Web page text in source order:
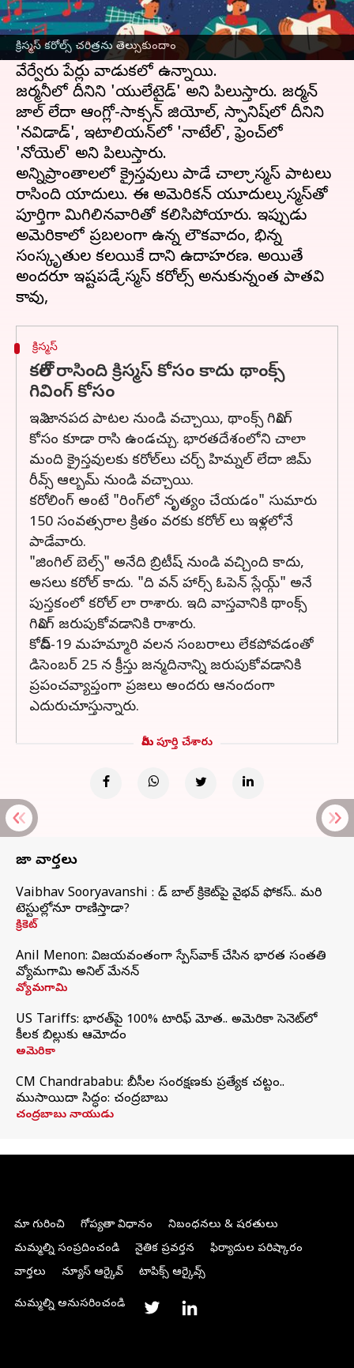
క్రిస్మస్ కరోల్స్ చరిత్రను తెల్సుకుందాం
'క్రిస్మస్' అనేది ఆంగ్ల పదం దీనికి 'క్రీస్తు పుట్టినరోజున
ఏర్పడిన సమూహం' అని అర్ధం వస్తుంది. అయితే
ప్రపంచవ్యాప్తంగా వివిధ దేశాలలో ఈ వేడుకకు
వేర్వేరు పేర్లు వాడుకలో ఉన్నాయి.
జర్మనీలో దీనిని 'యులేటైడ్' అని పిలుస్తారు. జర్మన్
జాల్ లేదా ఆంగ్లో-సాక్సన్ జియోల్, స్పానిష్‌లో దీనిని
'నవిడాడ్', ఇటాలియన్‌లో 'నాటేల్', ఫ్రెంచ్‌లో
'నోయెల్' అని పిలుస్తారు.
అన్నిప్రాంతాలలో క్రైస్తవులు పాడే చాలా క్రిస్మస్ పాటలు
రాసింది యాదులు. ఈ అమెరికన్ యూదులు క్రిస్మస్‌తో
పూర్తిగా మిగిలినవారితో కలిసిపోయారు. ఇప్పుడు
అమెరికాలో ప్రబలంగా ఉన్న లౌకికవాదం, భిన్న
సంస్కృతుల కలయికే దానికి ఉదాహరణ. అయితే
అందరూ ఇష్టపడే క్రిస్మస్ కరోల్స్ అనుకున్నంత పాతవి
క్రిస్మస్
కరోల్ రాసింది క్రిస్మస్ కోసం కాదు థాంక్స్
గివింగ్ కోసం
ఇవి జానపద పాటల నుండి వచ్చాయి, థాంక్స్ గివింగ్
కోసం కూడా రాసి ఉండచ్చు. భారతదేశంలోని చాలా
మంది క్రైస్తవులకు కరోల్‌లు చర్చ్ హిమ్నల్ లేదా జిమ్
రీవ్స్ ఆల్బమ్ నుండి వచ్చాయి.
కరోలింగ్ అంటే "రింగ్‌లో నృత్యం చేయడం" సుమారు
150 సంవత్సరాల క్రితం వరకు కరోల్ లు ఇళ్లలోనే
పాడేవారు.
"జింగిల్ బెల్స్" అనేది బ్రిటీష్ నుండి వచ్చింది కాదు,
అసలు కరోల్ కాదు. "ది వన్ హార్స్ ఓపెన్ స్లేయ్గ్" అనే
పుస్తకంలో కరోల్ లా రాశారు. ఇది వాస్తవానికి థాంక్స్
గివింగ్ జరుపుకోవడానికి రాశారు.
కోవిడ్-19 మహమ్మారి వలన సంబరాలు లేకపోవడంతో
డిసెంబర్ 25 న క్రీస్తు జన్మదినాన్ని జరుపుకోవడానికి
ప్రపంచవ్యాప్తంగా ప్రజలు అందరు ఆనందంగా
ఎదురుచూస్తున్నారు.
మీరు పూర్తి చేశారు
తాజా వార్తలు
Vaibhav Sooryavanshi : రెడ్ బాల్ క్రికెట్‌పై వైభవ్ ఫోకస్.. మరి
టెస్టుల్లోనూ రాణిస్తాడా?
క్రికెట్
Anil Menon: విజయవంతంగా స్పేస్‌వాక్‌ చేసిన భారత సంతతి
వ్యోమగామి అనిల్‌ మేనన్
వ్యోమగామి
US Tariffs: భారత్‌పై 100% టారిఫ్‌ మోత.. అమెరికా సెనెట్‌లో
కీలక బిల్లుకు ఆమోదం
అమెరికా
CM Chandrababu: బీసీల సంరక్షణకు ప్రత్యేక చట్టం..
ముసాయిదా సిద్ధం: చంద్రబాబు
చంద్రబాబు నాయుడు
మా గురించి గోప్యతా విధానం
నిబంధనలు & షరతులు
మమ్మల్ని సంప్రదించండి
నైతిక ప్రవర్తన
ఫిర్యాదుల పరిష్కారం
వార్తలు
న్యూస్ ఆర్కైవ్ టాపిక్స్ ఆర్కైవ్స్
మమ్మల్ని అనుసరించండి